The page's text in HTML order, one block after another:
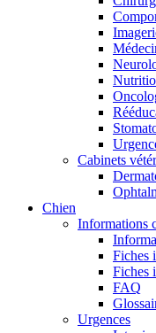
Cabinets
Chien
Informations
Fiches
Fiches
FAQ
Urgences